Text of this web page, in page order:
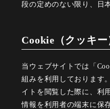
段の定めのない限り、日
Cookie（クッキ
当ウェブサイトでは「
組みを利用しております
イトを閲覧した際に、利
情報を利用者の端末に保